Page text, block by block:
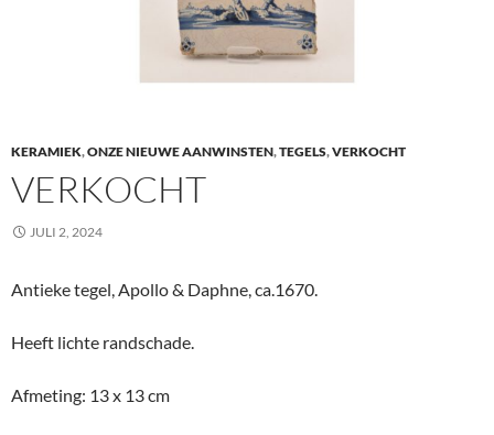
KERAMIEK,ONZE NIEUWE AANWINSTEN,TEGELS,VERKOCHT
VERKOCHT
JULI 2, 2024
Antieke tegel, Apollo & Daphne, ca.1670.
Heeft lichte randschade.
Afmeting: 13 x 13 cm